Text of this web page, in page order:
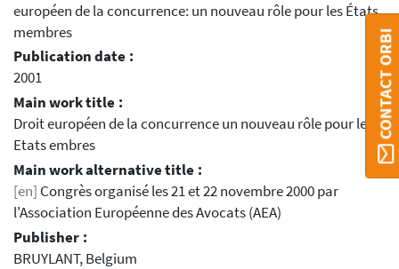
européen de la concurrence: un nouveau rôle pour les États
membres
Publication date :
2001
Main work title :
Droit européen de la concurrence un nouveau rôle pour les
Etats embres
Main work alternative title :
[en] Congrès organisé les 21 et 22 novembre 2000 par
l'Association Européenne des Avocats (AEA)
Publisher :
BRUYLANT, Belgium
CONTACT ORBI